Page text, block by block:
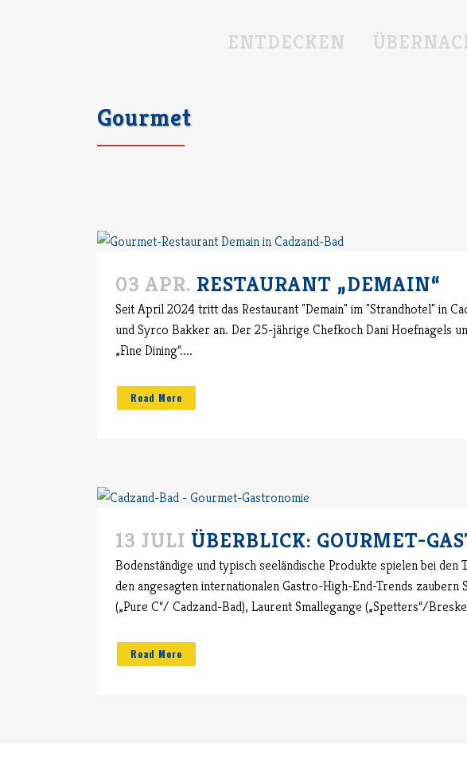
ENTDECKEN
Gourmet
03 APR. RESTAURANT „DEMAIN“
Seit April 2024 tritt das Restaurant "Demain" im "Strandhotel" in
und Syrco Bakker an. Der 25-jährige Chefkoch Dani Hoefnagels
„Fine Dining“....
Read More
13 JULI ÜBERBLICK: GOURMET-
Bodenständige und typisch seeländische Produkte spielen bei
den angesagten internationalen Gastro-High-End-Trends
(„Pure C“/ Cadzand-Bad), Laurent Smallegange („Spetters“/
Read More